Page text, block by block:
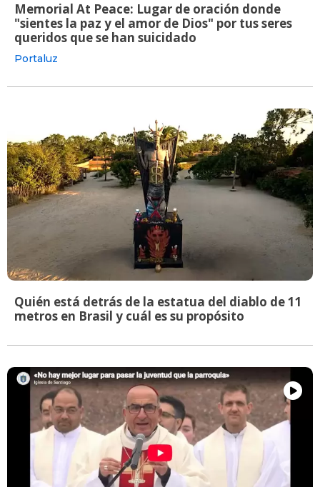
Memorial At Peace: Lugar de oración donde
"sientes la paz y el amor de Dios" por tus seres
queridos que se han suicidado
Portaluz
Quién está detrás de la estatua del diablo de 11
metros en Brasil y cuál es su propósito